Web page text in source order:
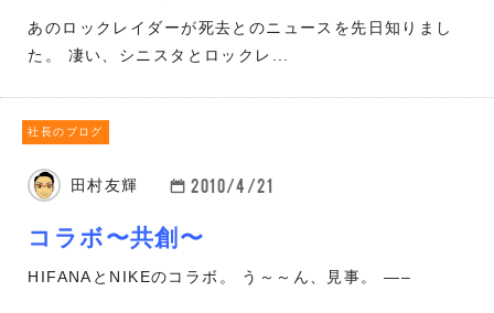
あのロックレイダーが死去とのニュースを先日知りまし
た。 凄い、シニスタとロックレ...
社長のブログ
田村友輝 2010/4/21
コラボ〜共創〜
HIFANAとNIKEのコラボ。 う～～ん、見事。 —–